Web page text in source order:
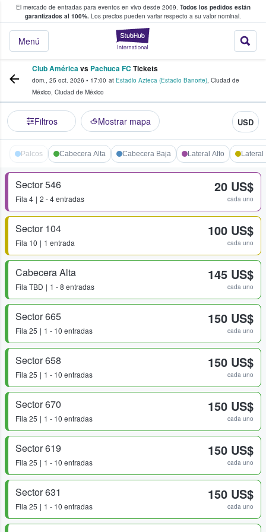
El mercado de entradas para eventos en vivo desde 2009. Todos los pedidos están
garantizados al 100%. Los precios pueden variar respecto a su valor nominal.
StubHub:
Menú
y venta de entradas entre fans
Club Américavs Pachuca FC Tickets
dom., 25 oct. 2026 • 17:00 at Estadio Azteca (Estadio Banorte), Ciudad de
México, Ciudad de México
Filtros Mostrar mapa USD
Palcos Cabecera Alta Cabecera Baja Lateral Alto Lateral
Sector 546
Fila 4 2 - 4 entradas
20 US$
cada uno
Sector 104
Fila 10 1 entrada
100 US$
cada uno
Cabecera Alta
Fila TBD 1 - 8 entradas
145 US$
cada uno
Sector 665
Fila 25 1 - 10 entradas
150 US$
cada uno
Sector 658
Fila 25 1 - 10 entradas
150 US$
cada uno
Sector 670
Fila 25 1 - 10 entradas
150 US$
cada uno
Sector 619
Fila 25 1 - 10 entradas
150 US$
cada uno
Sector 631
Fila 25 1 - 10 entradas
150 US$
cada uno